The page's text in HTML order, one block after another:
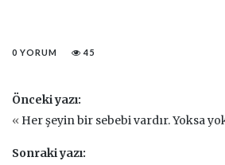
0 YORUM 45
Önceki yazı:
« Her şeyin bir sebebi vardır. Yoksa
Sonraki yazı: